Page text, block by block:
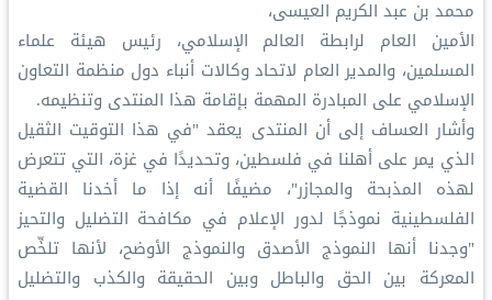
محمد بن عبد الكريم العيسى،
الأمين العام لرابطة العالم الإسلامي، رئيس هيئة علماء
المسلمين، والمدير العام لاتحاد وكالات أنباء دول منظمة التعاون
الإسلامي على المبادرة المهمة بإقامة هذا المنتدى وتنظيمه.
وأشار العساف إلى أن المنتدى يعقد "في هذا التوقيت الثقيل
الذي يمر على أهلنا في فلسطين، وتحديدًا في غزة، التي تتعرض
لهذه المذبحة والمجازر"، مضيفًا أنه إذا ما أخدنا القضية
الفلسطينية نموذجًا لدور الإعلام في مكافحة التضليل والتحيز
"وجدنا أنها النموذج الأصدق والنموذج الأوضح، لأنها تلخِّص
المعركة بين الحق والباطل وبين الحقيقة والكذب والتضليل